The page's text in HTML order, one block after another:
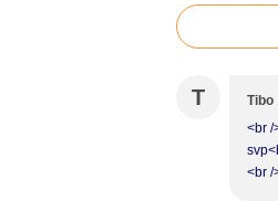
T Tibo
<br /
<br /